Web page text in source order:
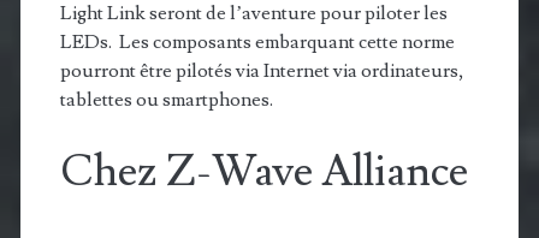
Light Link seront de l’aventure pour piloter les
LEDs. Les composants embarquant cette norme
pourront être pilotés via Internet via ordinateurs,
tablettes ou smartphones.
Chez Z-Wave Alliance